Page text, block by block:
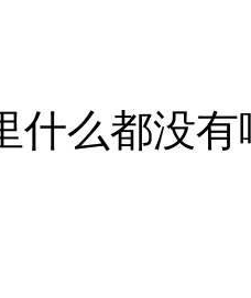
什么都没有